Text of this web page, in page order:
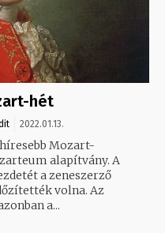
hét
2022.01.13.
Mozart-
alapítvány. A
a zeneszerző
volna. Az
a...